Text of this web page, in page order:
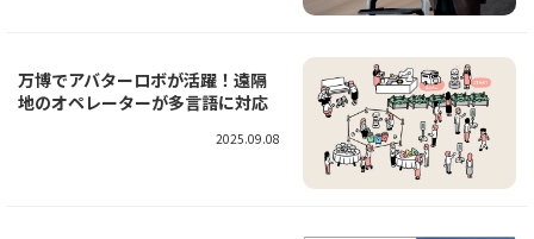
万博でアバターロボが活躍！遠隔
地のオペレーターが多言語に対応
2025.09.08